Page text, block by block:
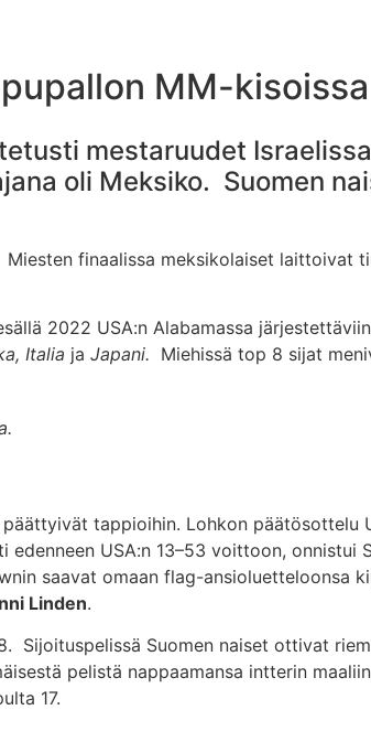
MM-kisoissa
mestaruudet
oli Meksiko. Suomen
finaalissa meksikolaiset laittoivat
2022 USA:n Alabamassa
Italia ja Japani. Miehissä top 8 sijat
tappioihin. Lohkon päätösottelu
USA:n 13–53 voittoon, onnistui
saavat omaan flag-ansioluetteloonsa
Linden.
Sijoituspelissä Suomen naiset ottivat
pelistä nappaamansa intterin
17.